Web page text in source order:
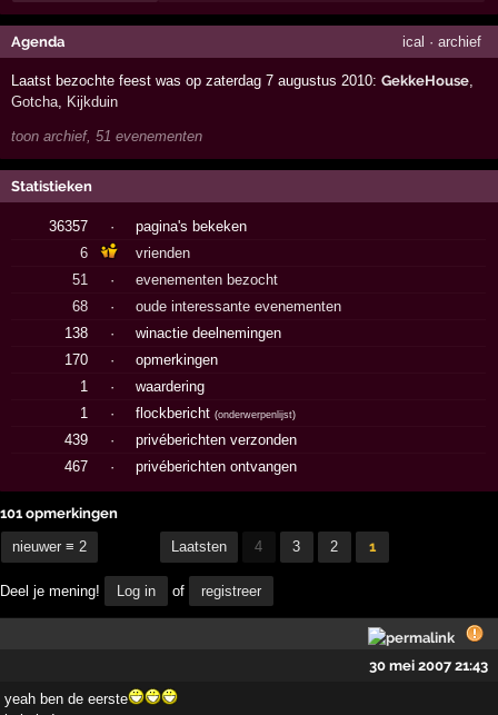
Agenda ical · archief
Laatst bezochte feest was op zaterdag 7 augustus 2010:GekkeHouse
Gotcha Kijkduin
toon archief, 51 evenementen
Statistieken
36357 ·
pagina's bekeken
6
vrienden
51
·
evenementen bezocht
68
·
oude interessante evenementen
138
·
winactie deelnemingen
170
·
opmerkingen
1
·
waardering
1
· flockbericht(onderwerpenlijst)
439 ·
privéberichten verzonden
467
· privéberichten ontvangen
101 opmerkingen
nieuwer ≡ 2 Laatsten 4 3 2 1
Deel je mening! Log in of registreer
30 mei 2007 21:43
yeah ben de eerste